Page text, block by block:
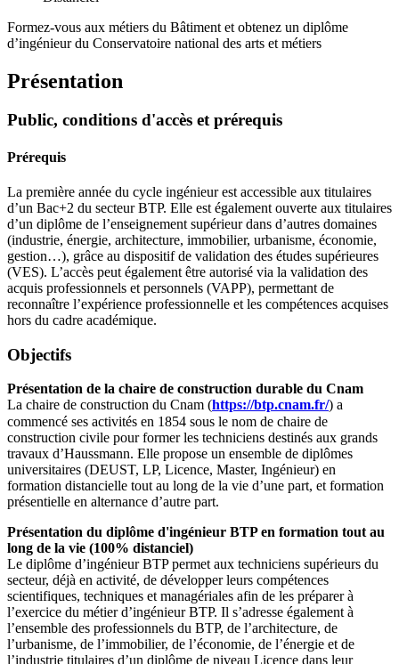
Formez-vous aux métiers du Bâtiment et obtenez un diplôme
d’ingénieur du Conservatoire national des arts et métiers
Présentation
Public, conditions d'accès et prérequis
Prérequis
La première année du cycle ingénieur est accessible aux titulaires
d’un Bac+2 du secteur BTP. Elle est également ouverte aux titulaires
d’un diplôme de l’enseignement supérieur dans d’autres domaines
(industrie, énergie, architecture, immobilier, urbanisme, économie,
gestion…), grâce au dispositif de validation des études supérieures
(VES). L’accès peut également être autorisé via la validation des
acquis professionnels et personnels (VAPP), permettant de
reconnaître l’expérience professionnelle et les compétences acquises
hors du cadre académique.
Objectifs
Présentation de la chaire de construction durable du Cnam
La chaire de construction du Cnam (https://btp.cnam.fr/) a
commencé ses activités en 1854 sous le nom de chaire de
construction civile pour former les techniciens destinés aux grands
travaux d’Haussmann. Elle propose un ensemble de diplômes
universitaires (DEUST, LP, Licence, Master, Ingénieur) en
formation distancielle tout au long de la vie d’une part, et formation
présentielle en alternance d’autre part.
Présentation du diplôme d'ingénieur BTP en formation tout au
long de la vie (100% distanciel)
Le diplôme d’ingénieur BTP permet aux techniciens supérieurs du
secteur, déjà en activité, de développer leurs compétences
scientifiques, techniques et managériales afin de les préparer à
l’exercice du métier d’ingénieur BTP. Il s’adresse également à
l’ensemble des professionnels du BTP, de l’architecture, de
l’urbanisme, de l’immobilier, de l’économie, de l’énergie et de
l’industrie titulaires d’un diplôme de niveau Licence dans leur